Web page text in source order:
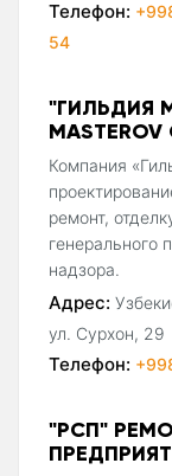
Телефон:
54
"ГИЛЬДИЯ
Компания
ремонт,
генерального
надзора.
Адрес:
ул. Сурхон, 29
Телефон:
"РСП"